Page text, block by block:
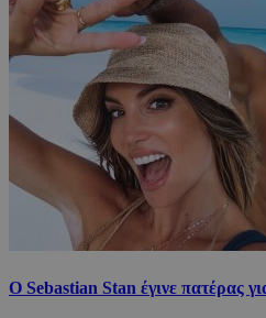
Ο Sebastian Stan έγινε πατέρας